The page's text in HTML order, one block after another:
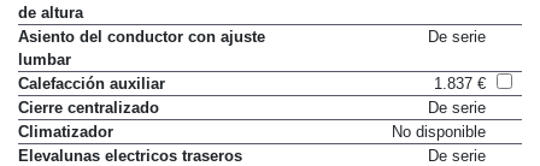
de altura
Asiento del conductor con ajuste
lumbar
De serie
Calefacción auxiliar
1.837 €
Cierre centralizado
De serie
Climatizador
No disponible
Elevalunas electricos traseros
De serie